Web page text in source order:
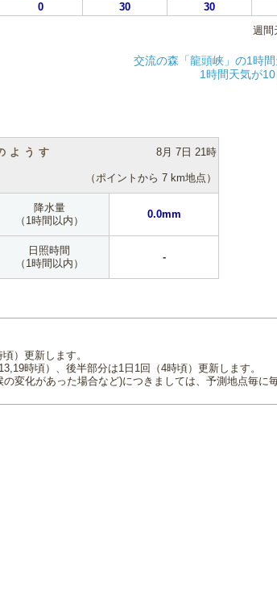
0 30 30
週間
交流の森「龍頭峡」の1時
1時間天気が
ようす 8月 7日 21時
（ポイントから 7 km地点）
降水量
（1時間以内）
0.0mm
日照時間
（1時間以内）
-
）更新します。
時頃）、後半部分は1日1回（4時頃）更新します。
変化があった場合など)につきましては、予測地点毎に